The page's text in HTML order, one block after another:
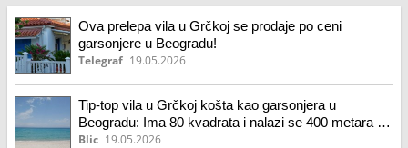
Ova prelepa vila u Grčkoj se prodaje po ceni
garsonjere u Beogradu!
Telegraf 19.05.2026
Tip-top vila u Grčkoj košta kao garsonjera u
Beogradu: Ima 80 kvadrata i nalazi se 400 metara od
plaže
Blic 19.05.2026